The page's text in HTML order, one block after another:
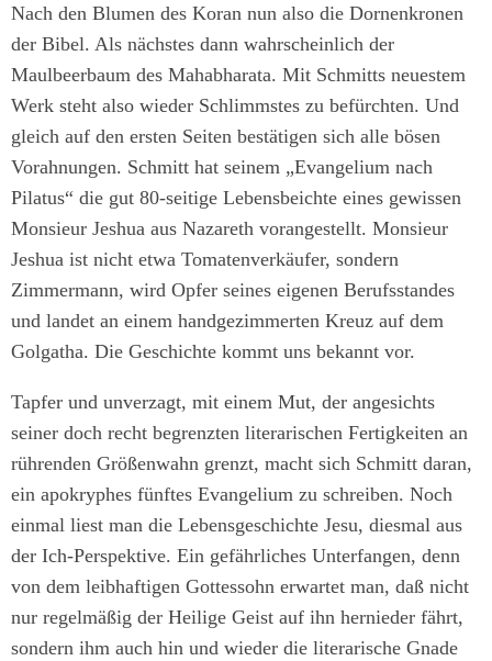
Nach den Blumen des Koran nun also die Dornenkronen
der Bibel. Als nächstes dann wahrscheinlich der
Maulbeerbaum des Mahabharata. Mit Schmitts neuestem
Werk steht also wieder Schlimmstes zu befürchten. Und
gleich auf den ersten Seiten bestätigen sich alle bösen
Vorahnungen. Schmitt hat seinem „Evangelium nach
Pilatus“ die gut 80-seitige Lebensbeichte eines gewissen
Monsieur Jeshua aus Nazareth vorangestellt. Monsieur
Jeshua ist nicht etwa Tomatenverkäufer, sondern
Zimmermann, wird Opfer seines eigenen Berufsstandes
und landet an einem handgezimmerten Kreuz auf dem
Golgatha. Die Geschichte kommt uns bekannt vor.
Tapfer und unverzagt, mit einem Mut, der angesichts
seiner doch recht begrenzten literarischen Fertigkeiten an
rührenden Größenwahn grenzt, macht sich Schmitt daran,
ein apokryphes fünftes Evangelium zu schreiben. Noch
einmal liest man die Lebensgeschichte Jesu, diesmal aus
der Ich-Perspektive. Ein gefährliches Unterfangen, denn
von dem leibhaftigen Gottessohn erwartet man, daß nicht
nur regelmäßig der Heilige Geist auf ihn hernieder fährt,
sondern ihm auch hin und wieder die literarische Gnade